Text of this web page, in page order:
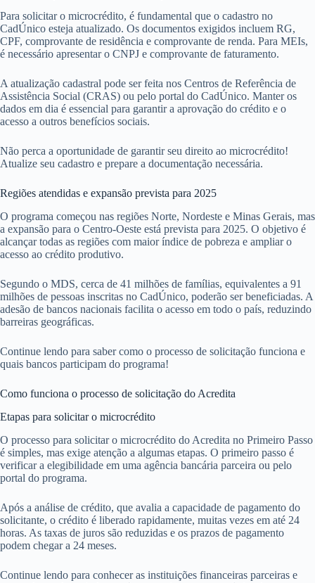
Para solicitar o microcrédito, é fundamental que o cadastro no
CadÚnico esteja atualizado. Os documentos exigidos incluem RG,
CPF, comprovante de residência e comprovante de renda. Para MEIs,
é necessário apresentar o CNPJ e comprovante de faturamento.
A atualização cadastral pode ser feita nos Centros de Referência de
Assistência Social (CRAS) ou pelo portal do CadÚnico. Manter os
dados em dia é essencial para garantir a aprovação do crédito e o
acesso a outros benefícios sociais.
Não perca a oportunidade de garantir seu direito ao microcrédito!
Atualize seu cadastro e prepare a documentação necessária.
Regiões atendidas e expansão prevista para 2025
O programa começou nas regiões Norte, Nordeste e Minas Gerais, mas
a expansão para o Centro-Oeste está prevista para 2025. O objetivo é
alcançar todas as regiões com maior índice de pobreza e ampliar o
acesso ao crédito produtivo.
Segundo o MDS, cerca de 41 milhões de famílias, equivalentes a 91
milhões de pessoas inscritas no CadÚnico, poderão ser beneficiadas. A
adesão de bancos nacionais facilita o acesso em todo o país, reduzindo
barreiras geográficas.
Continue lendo para saber como o processo de solicitação funciona e
quais bancos participam do programa!
Como funciona o processo de solicitação do Acredita
Etapas para solicitar o microcrédito
O processo para solicitar o microcrédito do Acredita no Primeiro Passo
é simples, mas exige atenção a algumas etapas. O primeiro passo é
verificar a elegibilidade em uma agência bancária parceira ou pelo
portal do programa.
Após a análise de crédito, que avalia a capacidade de pagamento do
solicitante, o crédito é liberado rapidamente, muitas vezes em até 24
horas. As taxas de juros são reduzidas e os prazos de pagamento
podem chegar a 24 meses.
Continue lendo para conhecer as instituições financeiras parceiras e